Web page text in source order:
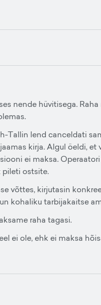
nende hüvitisega.
Tallin lend canceldati
kirja. Algul öeldi,
ei maksa.
ostsite.
võttes, kirjutasin
kohaliku tarbijakaitse
raha tagasi.
ei ole, ehk ei maksa